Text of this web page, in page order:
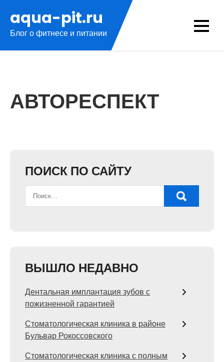
содержимому
aqua-pit.ru
Блог о фитнесе и питании
АВТОРЕСПЕКТ
ПОИСК ПО САЙТУ
ВЫШЛО НЕДАВНО
Дентальная имплантация зубов с
пожизненной гарантией
Стоматологическая клиника в районе
Бульвар Рокоссовского
Стоматологическая клиника с полным